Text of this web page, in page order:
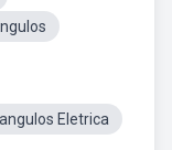
Eletrica